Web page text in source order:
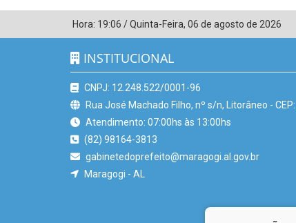
Hora: 19:06 /Quinta-Feira, 06 de agosto de 2026
INSTITUCIONAL
CNPJ: 12.248.522/0001-96
Rua José Machado Filho, nº s/n, Litorâneo -
Atendimento: 07:00hs às 13:00hs
(82) 98164-3813
gabinetedoprefeito@maragogi.al.gov.br
Maragogi - AL